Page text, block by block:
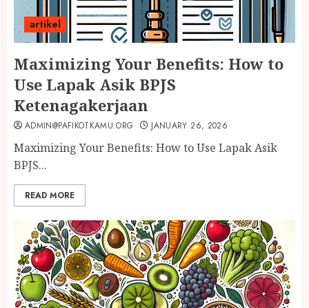
artikel
Maximizing Your Benefits: How to
Use Lapak Asik BPJS
Ketenagakerjaan
ADMIN@PAFIKOTKAMU.ORG JANUARY 26, 2026
Maximizing Your Benefits: How to Use Lapak Asik
BPJS...
READ MORE